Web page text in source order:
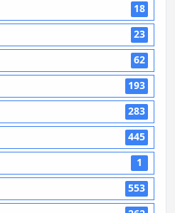
18
23
62
193
283
445
1
553